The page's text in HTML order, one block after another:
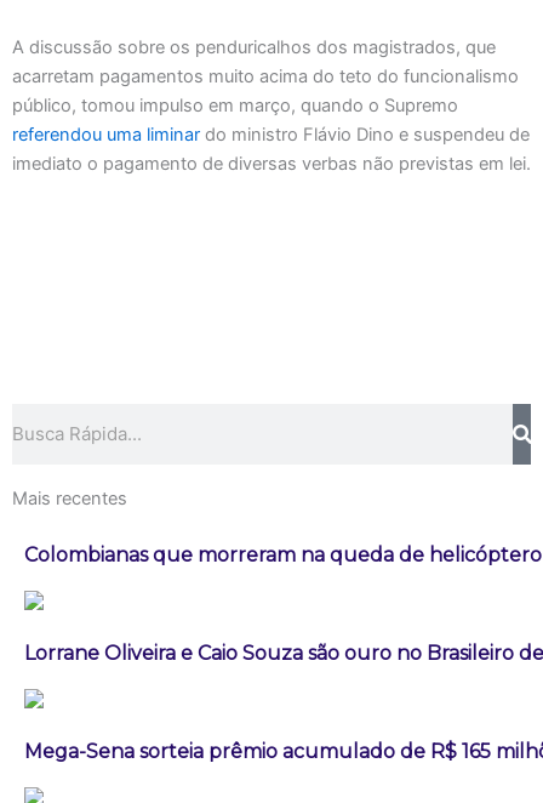
A discussão sobre os penduricalhos dos magistrados, que
acarretam pagamentos muito acima do teto do funcionalismo
público, tomou impulso em março, quando o Supremo
referendou uma liminar do ministro Flávio Dino e suspendeu de
imediato o pagamento de diversas verbas não previstas em lei.
Mais recentes
Colombianas que morreram na queda de
Lorrane Oliveira e Caio Souza são ouro no Brasileiro
Mega-Sena sorteia prêmio acumulado de R$ 165